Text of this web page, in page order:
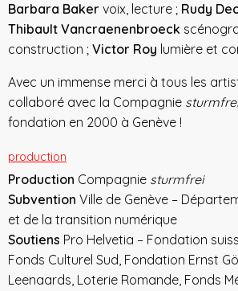
Barbara Baker voix, lecture ; Rudy
Thibault Vancraenenbroeck
construction ; Victor Roy lumière et
Avec un immense merci à tous les
collaboré avec la Compagnie sturmfrei
fondation en 2000 à Genève !
production
Production Compagnie sturmfrei
Subvention Ville de Genève –
et de la transition numérique
Soutiens Pro Helvetia – Fondation
Fonds Culturel Sud, Fondation Ernst
Leenaards, Loterie Romande, Fonds